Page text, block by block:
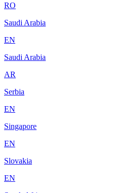
RO
Saudi Arabia
EN
Saudi Arabia
AR
Serbia
EN
Singapore
EN
Slovakia
EN